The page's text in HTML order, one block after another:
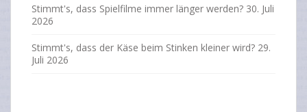
Stimmt's, dass Spielfilme immer länger werden? 30. Juli
2026
Stimmt's, dass der Käse beim Stinken kleiner wird? 29.
Juli 2026